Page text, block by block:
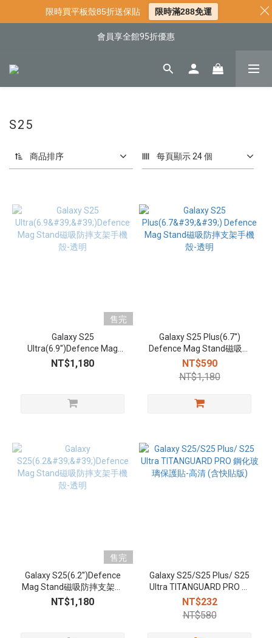
📍新客首購現折$50｜加入會員立即領取
📌年中下殺 手機殼3折起
會員享全館95折優惠
📍新客首購現折$50｜加入會員立即領取
S25
商品排序 每頁顯示 24 個
售完
Galaxy S25
Ultra(6.9'')Defence Mag
Stand磁吸防摔支架手機殼-
透明
NT$1,180
Galaxy S25 Plus(6.7'')
Defence Mag Stand磁吸防
摔支架手機殼-透明
NT$590
NT$1,180
售完
Galaxy S25(6.2'')Defence
Mag Stand磁吸防摔支架手
機殼-透明
NT$1,180
Galaxy S25/S25 Plus/ S25
Ultra TITANGUARD PRO 鋼
化玻璃保護貼-高清 (含快貼
版)
NT$232
NT$580
限時買平板殼85折送保貼 限時滿288免運